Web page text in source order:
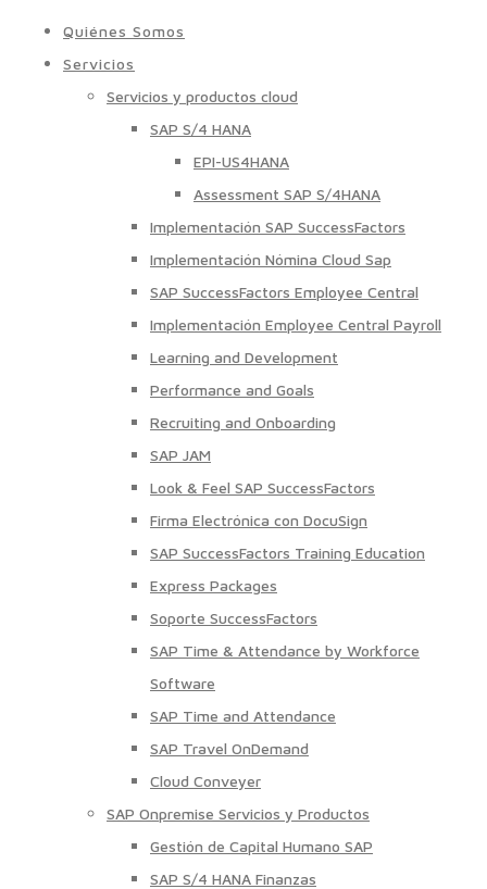
Quiénes Somos
Servicios
Servicios y productos cloud
SAP S/4 HANA
EPI-US4HANA
Assessment SAP S/4HANA
Implementación SAP SuccessFactors
Implementación Nómina Cloud Sap
SAP SuccessFactors Employee Central
Implementación Employee Central Payroll
Learning and Development
Performance and Goals
Recruiting and Onboarding
SAP JAM
Look & Feel SAP SuccessFactors
Firma Electrónica con DocuSign
SAP SuccessFactors Training Education
Express Packages
Soporte SuccessFactors
SAP Time & Attendance by Workforce
Software
SAP Time and Attendance
SAP Travel OnDemand
Cloud Conveyer
SAP Onpremise Servicios y Productos
Gestión de Capital Humano SAP
SAP S/4 HANA Finanzas